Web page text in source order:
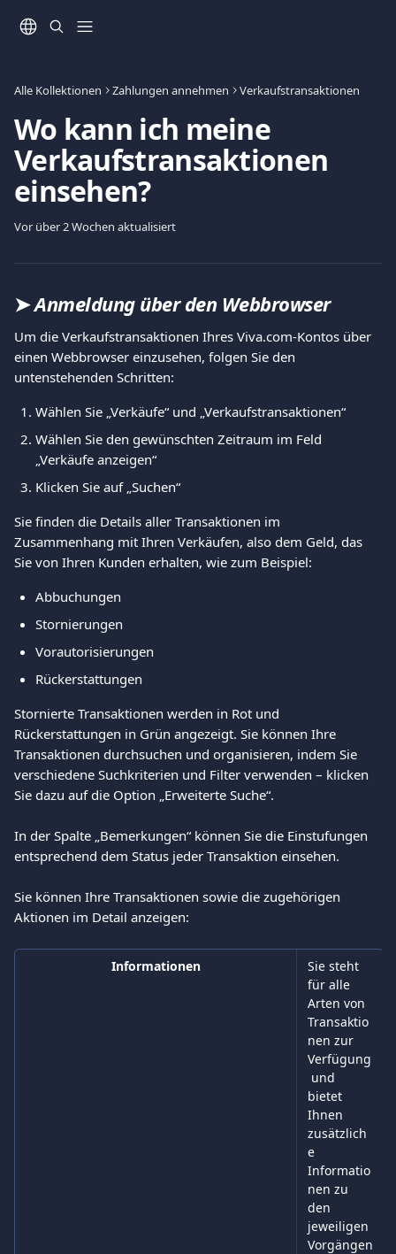
Alle Kollektionen Zahlungen annehmen Verkaufstransaktionen
Wo kann ich meine
Verkaufs­transaktionen
einsehen?
Vor über 2 Wochen aktualisiert
➤ Anmeldung über den Webbrowser
Um die Verkaufstransaktionen Ihres Viva.com-Kontos über
einen Webbrowser einzusehen, folgen Sie den
untenstehenden Schritten:
Wählen Sie „Verkäufe“ und „Verkaufstransaktionen“
Wählen Sie den gewünschten Zeitraum im Feld
„Verkäufe anzeigen“
Klicken Sie auf „Suchen“
Sie finden die Details aller Transaktionen im
Zusammenhang mit Ihren Verkäufen, also dem Geld, das
Sie von Ihren Kunden erhalten, wie zum Beispiel:
Abbuchungen
Stornierungen
Vorautorisierungen
Rückerstattungen
Stornierte Transaktionen werden in Rot und
Rückerstattungen in Grün angezeigt. Sie können Ihre
Transaktionen durchsuchen und organisieren, indem Sie
verschiedene Suchkriterien und Filter verwenden – klicken
Sie dazu auf die Option „Erweiterte Suche“.
In der Spalte „Bemerkungen“ können Sie die Einstufungen
entsprechend dem Status jeder Transaktion einsehen.
Sie können Ihre Transaktionen sowie die zugehörigen
Aktionen im Detail anzeigen:
Informationen
Sie steht
für alle
Arten von
Transaktio
nen zur
Verfügung
und
bietet
Ihnen
zusätzlich
e
Informatio
nen zu
den
jeweiligen
Vorgängen